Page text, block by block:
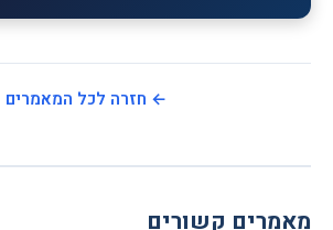
← חזרה לכל המאמרים
מאמרים קשורים